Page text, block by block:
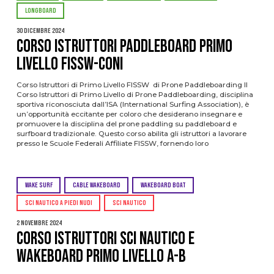
LONGBOARD
30 Dicembre 2024
CORSO ISTRUTTORI PADDLEBOARD PRIMO
LIVELLO FISSW-CONI
Corso Istruttori di Primo Livello FISSW di Prone Paddleboarding Il
Corso Istruttori di Primo Livello di Prone Paddleboarding, disciplina
sportiva riconosciuta dall’ISA (International Surfing Association), è
un’opportunità eccitante per coloro che desiderano insegnare e
promuovere la disciplina del prone paddling su paddleboard e
surfboard tradizionale. Questo corso abilita gli istruttori a lavorare
presso le Scuole Federali Affiliate FISSW, fornendo loro
WAKE SURF CABLE WAKEBOARD WAKEBOARD BOAT
SCI NAUTICO A PIEDI NUDI SCI NAUTICO
2 Novembre 2024
CORSO ISTRUTTORI SCI NAUTICO E
WAKEBOARD PRIMO LIVELLO A-B